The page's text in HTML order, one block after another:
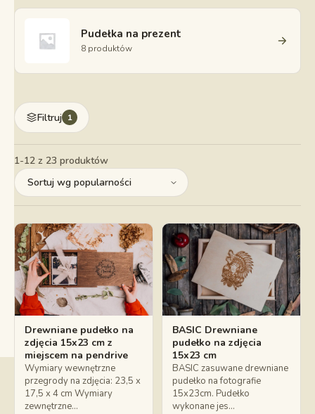
Pudełka na prezent
8 produktów
Filtruj 1
1-12 z 23 produktów
Drewniane pudełko na
zdjęcia 15x23 cm z
miejscem na pendrive
Wymiary wewnętrzne
przegrody na zdjęcia: 23,5 x
17,5 x 4 cm Wymiary
zewnętrzne…
BASIC Drewniane
pudełko na zdjęcia
15x23 cm
BASIC zasuwane drewniane
pudełko na fotografie
15x23cm. Pudełko
wykonane jes…